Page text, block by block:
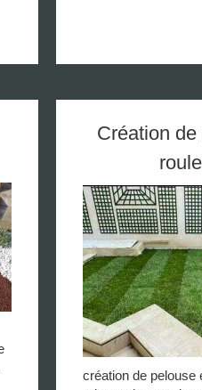
Création
création de pelouse